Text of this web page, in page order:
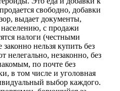
свободно, добавки
выдает документы,
с продажи
налоги (честными
нельзя купить без
нелегально, незаконно, без
по почте без
в том числе и уголовная
выбор каждого.